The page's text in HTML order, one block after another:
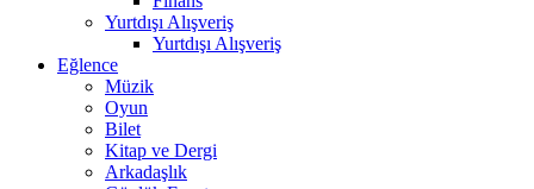
Yurtdışı Alışveriş
Yurtdışı Alışveriş
Eğlence
Müzik
Oyun
Bilet
Kitap ve Dergi
Arkadaşlık